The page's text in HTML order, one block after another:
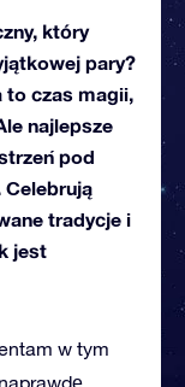
który
pary?
to czas magii,
najlepsze
pod
tradycje i
jest
w tym